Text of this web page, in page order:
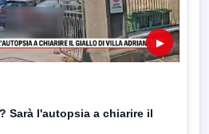
▶
Sarà l'autopsia a chiarire il